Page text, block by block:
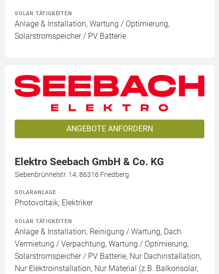
SOLAR TÄTIGKEITEN
Anlage & Installation, Wartung / Optimierung,
Solarstromspeicher / PV Batterie
ANGEBOTE ANFORDERN
Elektro Seebach GmbH & Co. KG
Siebenbrünnelstr. 14, 86316 Friedberg
SOLARANLAGE
Photovoltaik, Elektriker
SOLAR TÄTIGKEITEN
Anlage & Installation, Reinigung / Wartung, Dach
Vermietung / Verpachtung, Wartung / Optimierung,
Solarstromspeicher / PV Batterie, Nur Dachinstallation,
Nur Elektroinstallation, Nur Material (z.B. Balkonsolar,